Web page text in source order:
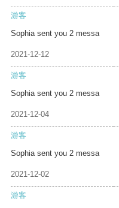
游客
Sophia sent you 2 messa
2021-12-12
游客
Sophia sent you 2 messa
2021-12-04
游客
Sophia sent you 2 messa
2021-12-02
游客